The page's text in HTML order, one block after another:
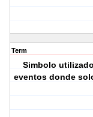
Term
Simbolo
eventos donde